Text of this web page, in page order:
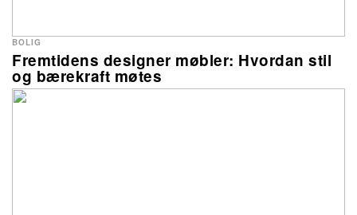
Fremtidens designer møbler: Hvordan stil
og bærekraft møtes
BOLIG